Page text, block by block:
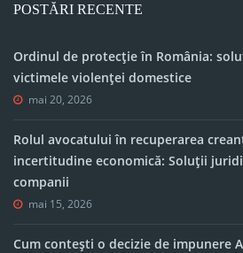
POSTĂRI RECENTE
Ordinul de protecție în România:
victimele violenței domestice
mai 20, 2026
Rolul avocatului în recuperarea
incertitudine economică: Soluții
companii
mai 15, 2026
Cum contești o decizie de impunere